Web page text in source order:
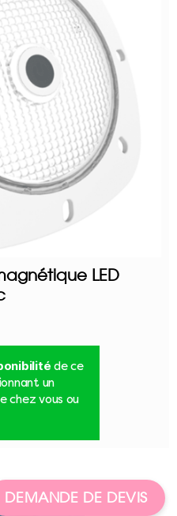
LED
de ce
un
chez vous ou
DEMANDE DE DEVIS